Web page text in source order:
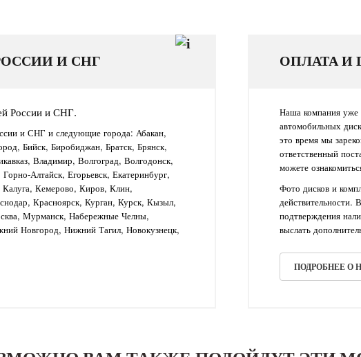
И СНГ
России и СНГ.
и СНГ и следующие города: Абакан,
Бийск, Биробиджан, Братск, Брянск,
Владимир, Волгоград, Волгодонск,
Алтайск, Егорьевск, Екатеринбург,
Кемерово, Киров, Клин,
Красноярск, Курган, Курск, Кызыл,
Мурманск, Набережные Челны,
Новгород, Нижний Тагил, Новокузнецк,
ОПЛАТА И
Наша компания уже
автомобильных
это время мы
ответственный
можете
Фото дисков и
подтверждения
выслать
ПОДРОБНЕЕ О